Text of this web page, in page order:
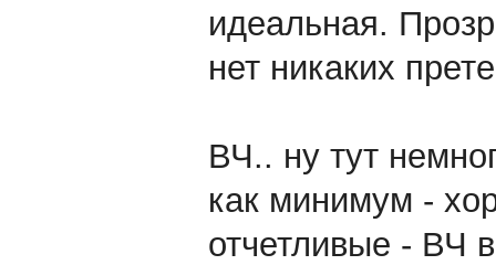
идеальная.
нет никаких
ВЧ.. ну тут
как минимум -
отчетливые - ВЧ